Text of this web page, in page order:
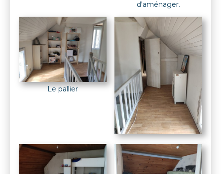
d'aménager.
Le pallier